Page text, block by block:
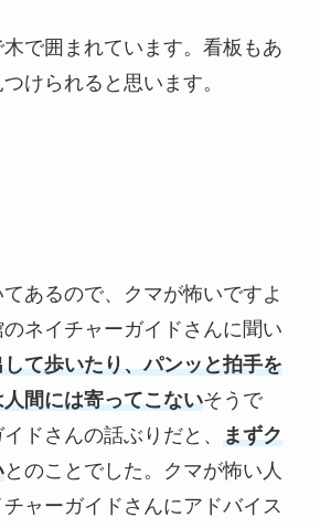
で囲まれています。看板もあ
けられると思います。
あるので、クマが怖いですよ
ネイチャーガイドさんに聞い
て歩いたり、パンッと拍手を
間には寄ってこないそうで
ドさんの話ぶりだと、 まずク
とのことでした。クマが怖い人
ャーガイドさんにアドバイス